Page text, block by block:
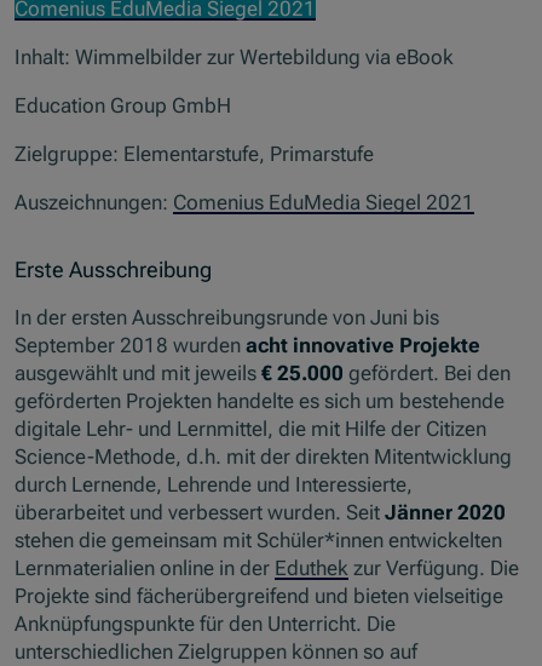
Comenius EduMedia Siegel 2021
Inhalt: Wimmelbilder zur Wertebildung via eBook
Education Group GmbH
Zielgruppe: Elementarstufe, Primarstufe
Auszeichnungen: Comenius EduMedia Siegel 2021
Erste Ausschreibung
In der ersten Ausschreibungsrunde von Juni bis
September 2018 wurden acht innovative Projekte
ausgewählt und mit jeweils€ 25.000 gefördert. Bei den
geförderten Projekten handelte es sich um bestehende
digitale Lehr- und Lernmittel, die mit Hilfe der Citizen
Science-Methode, d.h. mit der direkten Mitentwicklung
durch Lernende, Lehrende und Interessierte,
überarbeitet und verbessert wurden. SeitJänner 2020
stehen die gemeinsam mit Schüler*innen entwickelten
Lernmaterialien online in der Eduthek zur Verfügung. Die
Projekte sind fächerübergreifend und bieten vielseitige
Anknüpfungspunkte für den Unterricht. Die
unterschiedlichen Zielgruppen können so auf